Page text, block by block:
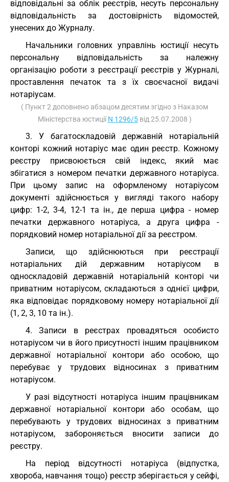
відповідальні за облік реєстрів, несуть персональну
відповідальність за достовірність відомостей,
унесених до Журналу.
Начальники головних управлінь юстиції несуть
персональну відповідальність за належну
організацію роботи з реєстрації реєстрів у Журналі,
проставлення печаток та з їх своєчасної видачі
нотаріусам.
( Пункт 2 доповнено абзацом десятим згідно з Наказом
Міністерства юстиціїN 1296/5від 25.07.2008 )
3. У багатоскладовій державній нотаріальній
конторі кожний нотаріус має один реєстр. Кожному
реєстру присвоюється свій індекс, який має
збігатися з номером печатки державного нотаріуса.
При цьому запис на оформленому нотаріусом
документі здійснюється у вигляді такого набору
цифр: 1-2, 3-4, 12-1 та ін., де перша цифра - номер
печатки державного нотаріуса, а друга цифра -
порядковий номер нотаріальної дії за реєстром.
Записи, що здійснюються при реєстрації
нотаріальних дій державним нотаріусом в
односкладовій державній нотаріальній конторі чи
приватним нотаріусом, складаються з однієї цифри,
яка відповідає порядковому номеру нотаріальної дії
(1, 2, 3, 10 та ін.).
4. Записи в реєстрах провадяться особисто
нотаріусом чи в його присутності іншим працівником
державної нотаріальної контори або особою, що
перебуває у трудових відносинах з приватним
нотаріусом.
У разі відсутності нотаріуса іншим працівникам
державної нотаріальної контори або особам, що
перебувають у трудових відносинах з приватним
нотаріусом, забороняється вносити записи до
реєстру.
На період відсутності нотаріуса (відпустка,
хвороба, навчання тощо) реєстр зберігається у сейфі,